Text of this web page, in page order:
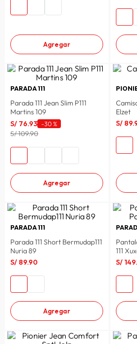
Agregar
PARADA 111
Parada 111 Jean Slim P111
Martins 109
S/ 76.93 -30 %
S/ 109.90
Agregar
Elzet
S/ 89.
PARADA 111
Parada 111 Short Bermudap111
Nuria 89
S/ 89.90
Agregar
111
S/ 149.